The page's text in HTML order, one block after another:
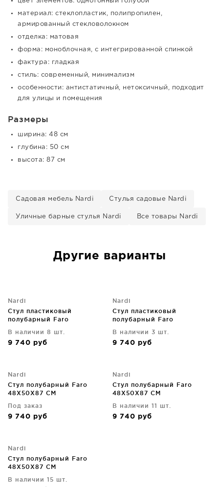
материал: стеклопластик, полипропилен,
армированный стекловолокном
отделка: матовая
форма: моноблочная, с интегрированной спинкой
фактура: гладкая
стиль: современный, минимализм
особенности: антистатичный, нетоксичный, подходит
для улицы и помещения
Размеры
ширина: 48 см
глубина: 50 см
высота: 87 см
Садовая мебель Nardi Стулья садовые Nardi
Уличные барные стулья Nardi Все товары Nardi
Другие варианты
Nardi
Стул пластиковый
полубарный Faro
В наличии 8 шт.
9 740 руб
Nardi
Стул пластиковый
полубарный Faro
В наличии 3 шт.
9 740 руб
Nardi
Стул полубарный Faro
48X50X87 CM
Под заказ
9 740 руб
Nardi
Стул полубарный Faro
48X50X87 CM
В наличии 11 шт.
9 740 руб
Nardi
Стул полубарный Faro
48X50X87 CM
В наличии 15 шт.